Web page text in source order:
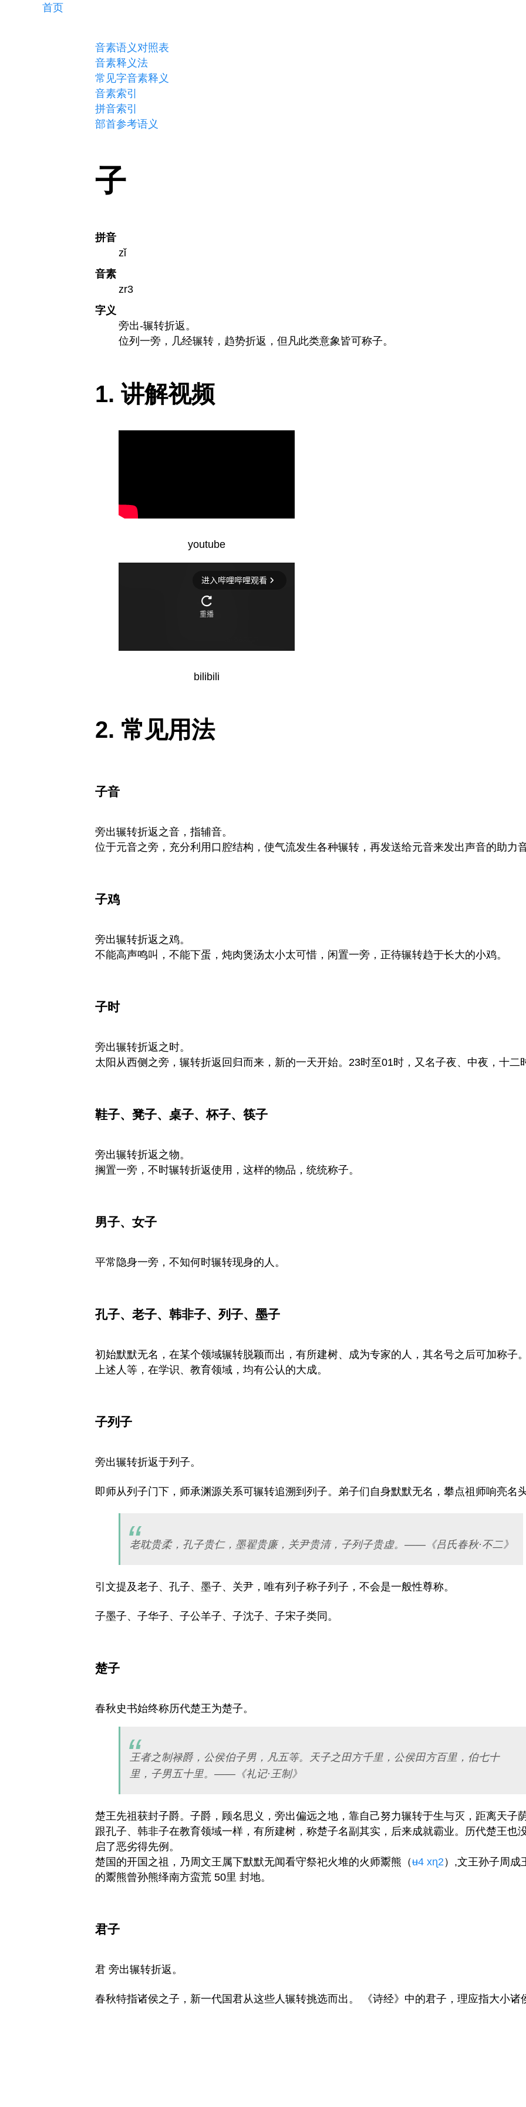
首页
音素语义对照表
音素释义法
常见字音素释义
音素索引
拼音索引
部首参考语义
子
拼音
zǐ
音素
zr3
字义
旁出-辗转折返。
位列一旁，几经辗转，趋势折返，但凡此类意象皆可称子。
讲解视频
youtube
bilibili
常见用法
子音
旁出辗转折返之音，指辅音。
位于元音之旁，充分利用口腔结构，使气流发生各种辗转，再发送给元音来发出声音的助力
子鸡
旁出辗转折返之鸡。
不能高声鸣叫，不能下蛋，炖肉煲汤太小太可惜，闲置一旁，正待辗转趋于长大的小鸡。
子时
旁出辗转折返之时。
太阳从西侧之旁，辗转折返回归而来，新的一天开始。23时至01时，又名子夜、中夜，十二
鞋子、凳子、桌子、杯子、筷子
旁出辗转折返之物。
搁置一旁，不时辗转折返使用，这样的物品，统统称子。
男子、女子
平常隐身一旁，不知何时辗转现身的人。
孔子、老子、韩非子、列子、墨子
初始默默无名，在某个领域辗转脱颖而出，有所建树、成为专家的人，其名号之后可加称子
上述人等，在学识、教育领域，均有公认的大成。
子列子
旁出辗转折返于列子。
即师从列子门下，师承渊源关系可辗转追溯到列子。弟子们自身默默无名，攀点祖师响亮名
老耽贵柔，孔子贵仁，墨翟贵廉，关尹贵清，子列子贵虚。——《吕氏春秋·不二》
引文提及老子、孔子、墨子、关尹，唯有列子称子列子，不会是一般性尊称。
子墨子、子华子、子公羊子、子沈子、子宋子类同。
楚子
春秋史书始终称历代楚王为楚子。
王者之制禄爵，公侯伯子男，凡五等。天子之田方千里，公侯田方百里，伯七十
里，子男五十里。——《礼记·王制》
楚王先祖获封子爵。子爵，顾名思义，旁出偏远之地，靠自己努力辗转于生与灭，距离天子
跟孔子、韩非子在教育领域一样，有所建树，称楚子名副其实，后来成就霸业。历代楚王也
启了恶劣得先例。
楚国的开国之祖，乃周文王属下默默无闻看守祭祀火堆的火师鬻熊（ʉ4 xɳ2）,文王孙子周成
的鬻熊曾孙熊绎南方蛮荒 50里 封地。
君子
君 旁出辗转折返。
春秋特指诸侯之子，新一代国君从这些人辗转挑选而出。 《诗经》中的君子，理应指大小诸